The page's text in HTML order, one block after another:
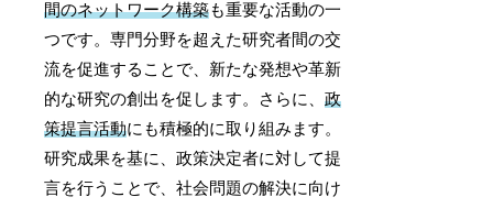
間のネットワーク構築も重要な活動の一
つです。専門分野を超えた研究者間の交
流を促進することで、新たな発想や革新
的な研究の創出を促します。さらに、政
策提言活動にも積極的に取り組みます。
研究成果を基に、政策決定者に対して提
言を行うことで、社会問題の解決に向け